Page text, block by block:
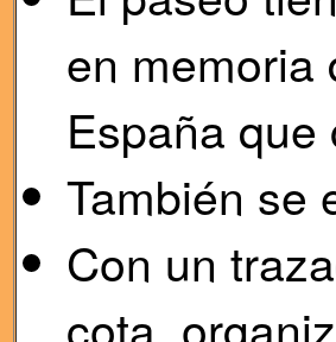
en memoria
España
También se
Con un
cota,